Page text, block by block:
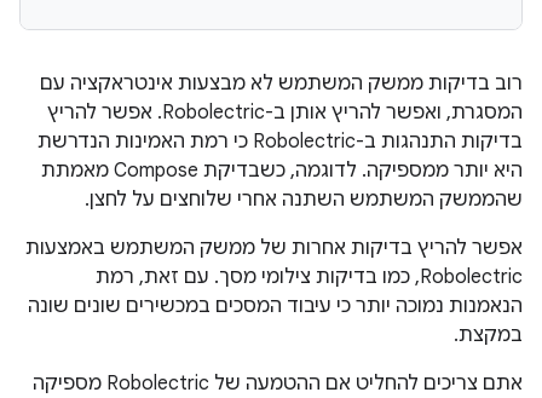
רוב בדיקות ממשק המשתמש לא מבצעות אינטראקציה עם
המסגרת, ואפשר להריץ אותן ב-Robolectric. אפשר להריץ
בדיקות התנהגות ב-Robolectric כי רמת האמינות הנדרשת
היא יותר ממספיקה. לדוגמה, כשבדיקת Compose מאמתת
שהממשק המשתמש השתנה אחרי שלוחצים על לחצן.
אפשר להריץ בדיקות אחרות של ממשק המשתמש באמצעות
Robolectric, כמו בדיקות צילומי מסך. עם זאת, רמת
הנאמנות נמוכה יותר כי עיבוד המסכים במכשירים שונים שונה
במקצת.
אתם צריכים להחליט אם ההטמעה של Robolectric מספיקה